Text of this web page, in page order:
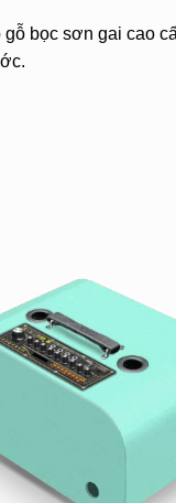
gỗ bọc sơn gai cao